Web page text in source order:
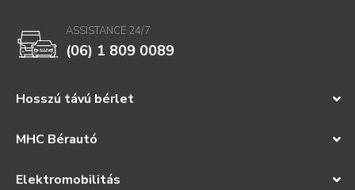
Hosszú távú bérlet
MHC Bérautó
Elektromobilitás
ASSISTANCE 24/7
(06) 1 809 0089